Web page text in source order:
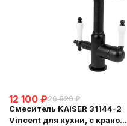
12 100 ₽26 620 ₽
Смеситель KAISER 31144-2
Vincent для кухни, с краном